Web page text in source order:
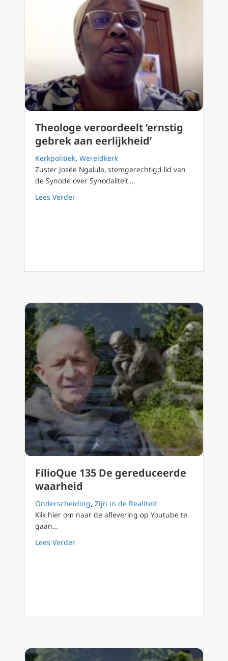
Theologe veroordeelt ‘ernstig
gebrek aan eerlijkheid’
Kerkpolitiek, Wereldkerk
Zuster Josée Ngalula, stemgerechtigd lid van
de Synode over Synodaliteit,…
Lees Verderabout Theologe veroordeelt ‘ernstig gebrek
FilioQue 135 De gereduceerde
waarheid
Onderscheiding, Zijn in de Realiteit
Klik hier om naar de aflevering op Youtube te
gaan…
Lees Verderabout FilioQue 135 De gereduceerde